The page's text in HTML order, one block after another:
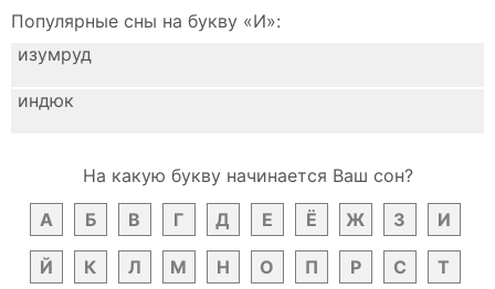
Популярные сны на букву «И»:
изумруд
индюк
На какую букву начинается Ваш сон?
А
Б В Г Д Е Ё Ж З И
Й К Л М Н О П Р С Т